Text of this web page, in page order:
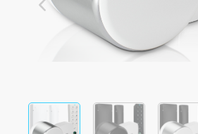
Integrações
Tedee PROLOCALIZADOR DE
COMPRAR